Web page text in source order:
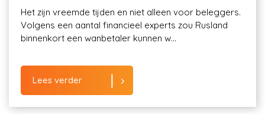
Het zijn vreemde tijden en niet alleen voor beleggers.
Volgens een aantal financieel experts zou Rusland
binnenkort een wanbetaler kunnen w...
Lees verder